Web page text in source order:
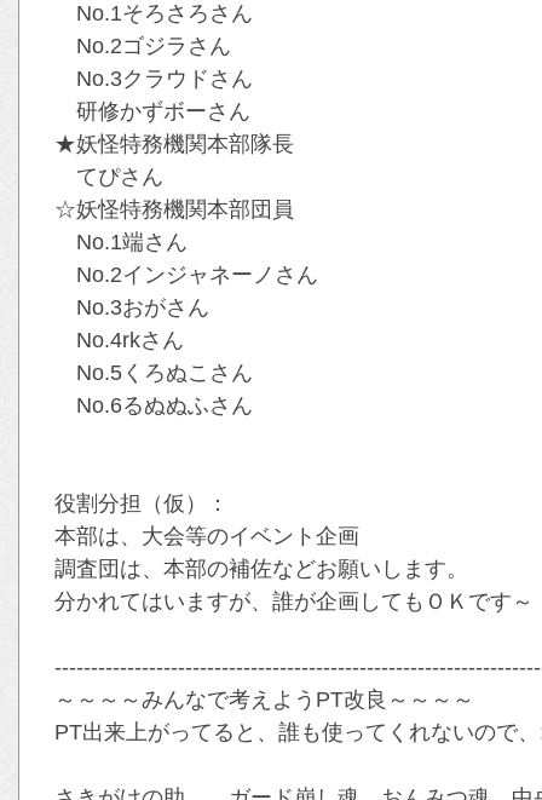
No.1そろさろさん
No.2ゴジラさん
No.3クラウドさん
研修かずボーさん
★妖怪特務機関本部隊長
てぴさん
☆妖怪特務機関本部団員
No.1端さん
No.2インジャネーノさん
No.3おがさん
No.4rkさん
No.5くろぬこさん
No.6るぬぬふさん
役割分担（仮）：
本部は、大会等のイベント企画
調査団は、本部の補佐などお願いします。
分かれてはいますが、誰が企画してもＯＫです～
～～～～みんなで考えようPT改良～～～～
PT出来上がってると、誰も使ってくれないので